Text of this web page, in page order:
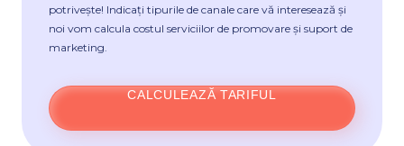
potrivește! Indicați tipurile de canale care vă interesează și
noi vom calcula costul serviciilor de promovare și suport de
marketing.
CALCULEAZĂ TARIFUL